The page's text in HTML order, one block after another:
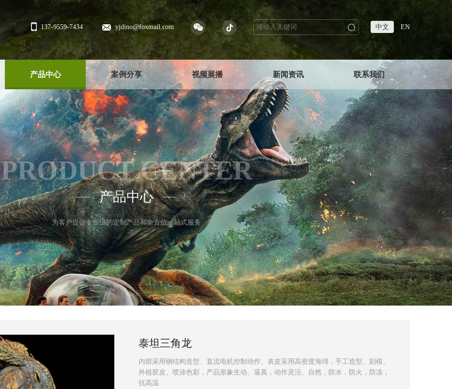
137-9559-7434 yjdino@foxmail.com 中文 EN
产品中心 案例分享 视频展播 新闻资讯 联系我们
PRODUCT CENTER
—— 产品中心 ——
为客户提供专业级的定制产品和全方位一站式服务
泰坦三角龙
内部采用钢结构造型、直流电机控制动作、表皮采用高密度海绵，手工造型、刻模、
外植胶皮、喷涂色彩，产品形象生动、逼真，动作灵活、自然，防水，防火，防冻，
抗高温